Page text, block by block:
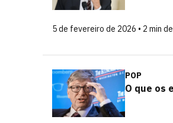
5 de fevereiro de 2026 • 2 min
POP
O que os